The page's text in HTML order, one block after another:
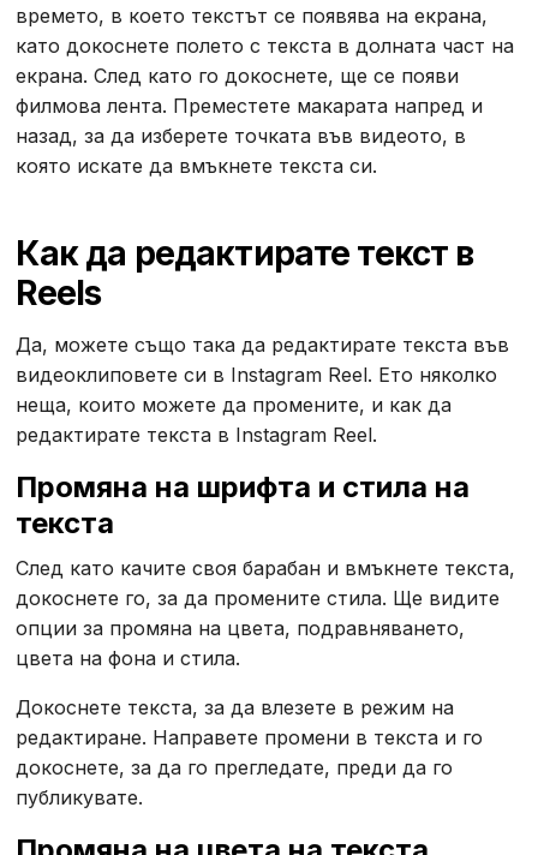
времето, в което текстът се появява на екрана,
като докоснете полето с текста в долната част на
екрана. След като го докоснете, ще се появи
филмова лента. Преместете макарата напред и
назад, за да изберете точката във видеото, в
която искате да вмъкнете текста си.
Как да редактирате текст в
Reels
Да, можете също така да редактирате текста във
видеоклиповете си в Instagram Reel. Ето няколко
неща, които можете да промените, и как да
редактирате текста в Instagram Reel.
Промяна на шрифта и стила на
текста
След като качите своя барабан и вмъкнете текста,
докоснете го, за да промените стила. Ще видите
опции за промяна на цвета, подравняването,
цвета на фона и стила.
Докоснете текста, за да влезете в режим на
редактиране. Направете промени в текста и го
докоснете, за да го прегледате, преди да го
публикувате.